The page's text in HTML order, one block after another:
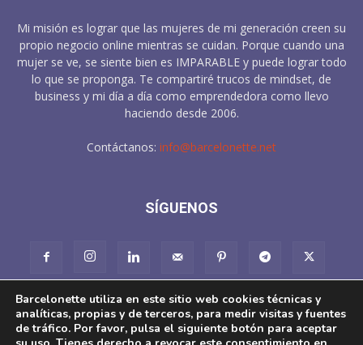
Mi misión es lograr que las mujeres de mi generación creen su
propio negocio online mientras se cuidan. Porque cuando una
mujer se ve, se siente bien es IMPARABLE y puede lograr todo
lo que se proponga. Te compartiré trucos de mindset, de
business y mi día a día como emprendedora como llevo
haciendo desde 2006.
Contáctanos: info@barcelonette.net
SÍGUENOS
Barcelonette utiliza en este sitio web cookies técnicas y
analíticas, propias y de terceros, para medir visitas y fuentes
de tráfico. Por favor, pulsa el siguiente botón para aceptar